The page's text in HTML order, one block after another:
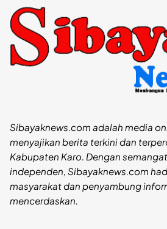
Sibayaknews.com adalah media
menyajikan berita terkini dan
Kabupaten Karo. Dengan
independen, Sibayaknews.com
masyarakat dan penyambung
mencerdaskan.